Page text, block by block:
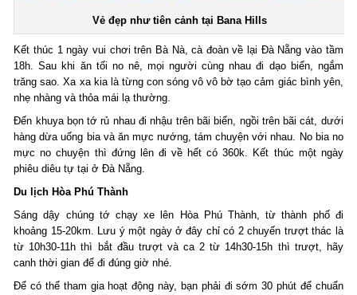
Vẻ đẹp như tiên cảnh tại Bana Hills
Kết thúc 1 ngày vui chơi trên Bà Nà, cà đoàn về lại Đà Nẵng vào tầm
18h. Sau khi ăn tối no nê, mọi người cùng nhau đi dạo biển, ngắm
trăng sao. Xa xa kia là từng con sóng vô vô bờ tạo cảm giác bình yên,
nhẹ nhàng và thỏa mái lạ thường.
Đến khuya bọn tớ rủ nhau đi nhậu trên bãi biển, ngồi trên bãi cát, dưới
hàng dừa uống bia và ăn mực nướng, tám chuyện với nhau. No bia no
mực no chuyện thì đứng lên đi về hết có 360k. Kết thúc một ngày
phiêu diêu tự tại ở Đà Nẵng.
Du lịch Hòa Phú Thành
Sáng dậy chúng tớ chạy xe lên Hòa Phú Thành, từ thành phố đi
khoảng 15-20km. Lưu ý một ngày ở đây chỉ có 2 chuyến trượt thác là
từ 10h30-11h thì bắt đầu trượt và ca 2 từ 14h30-15h thì trượt, hãy
canh thời gian để đi đúng giờ nhé.
Để có thể tham gia hoạt động này, bạn phải đi sớm 30 phút để chuẩn